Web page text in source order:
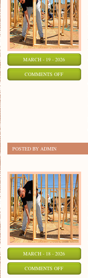
MARCH - 19 - 2026
COMMENTS OFFON
POSTED BY ADMIN
MARCH - 18 - 2026
COMMENTS OFFON